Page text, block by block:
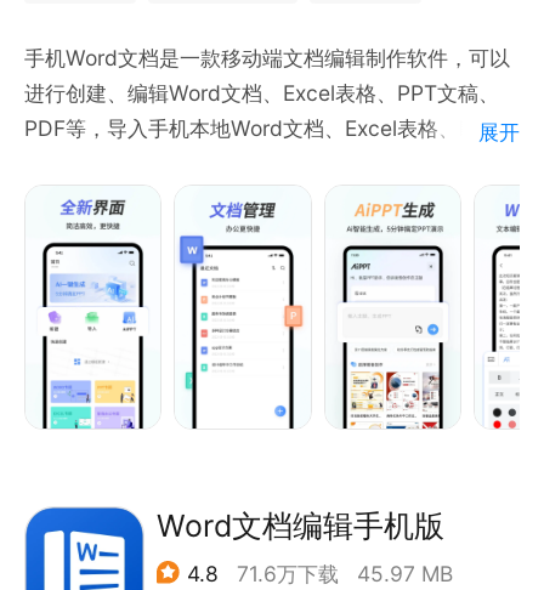
与其他办公套件或待办应用程序不同，具有一个简化的
文本编辑器，没有其他编辑界面。
显示了简单文本的功能和表现力。查看，编辑，操作和
转换纯文本！
AI助手：集成卓越大模型
DeepSeek-R1：逻辑推理专家
手机Word文档是一款移动端文档编辑制作软件，可以
进行创建、编辑Word文档、Excel表格、PPT文稿、
PDF等，导入手机本地Word文档、Excel表格、PPT进
手机Word文档具有Word文档编辑、Excel表格制作、
PPT制作、PDF制作等全套office功能，同时手机
Word文档兼容wps office、腾讯文档、金山文档，飞
书文档等格式文件编辑，支持PDF阅读器功能，可以自
由分享到企业微信、QQ，钉钉、腾讯会议等APP进行
查看交流。
特点：
等主流办公软件
3.文本编辑样式丰富，具有段落样式、字体、列表、图
展开
Word文档编辑手机版
4.8 71.6万下载 45.97 MB